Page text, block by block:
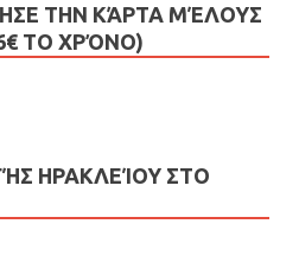
ΤΗΝ ΚΆΡΤΑ ΜΈΛΟΥΣ
ΤΟ ΧΡΌΝΟ)
ΗΡΑΚΛΕΊΟΥ ΣΤΟ